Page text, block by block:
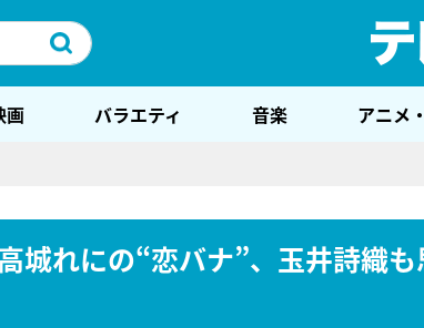
画 バラエティ 音楽 アニメ
城れにの“恋バナ”、玉井詩織